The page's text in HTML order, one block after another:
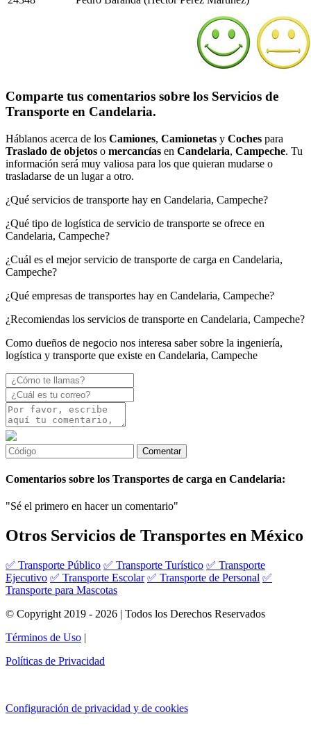
Comparte tus comentarios sobre los Servicios de
Transporte en Candelaria.
Háblanos acerca de los Camiones, Camionetas y Coches para
Traslado de objetos o mercancías en Candelaria, Campeche. Tu
información será muy valiosa para los que quieran mudarse o
trasladarse de un lugar a otro.
¿Qué servicios de transporte hay en Candelaria, Campeche?
¿Qué tipo de logística de servicio de transporte se ofrece en
Candelaria, Campeche?
¿Cuál es el mejor servicio de transporte de carga en Candelaria,
Campeche?
¿Qué empresas de transportes hay en Candelaria, Campeche?
¿Recomiendas los servicios de transporte en Candelaria, Campeche?
Como dueños de negocio nos interesa saber sobre la ingeniería,
logística y transporte que existe en Candelaria, Campeche
Comentarios sobre los Transportes de carga en Candelaria:
"Sé el primero en hacer un comentario"
Otros Servicios de Transportes en México
✅ Transporte Público ✅ Transporte Turístico ✅ Transporte
Ejecutivo ✅ Transporte Escolar ✅ Transporte de Personal ✅
Transporte para Mascotas
© Copyright 2019 - 2026 | Todos los Derechos Reservados
Términos de Uso |
Políticas de Privacidad
Configuración de privacidad y de cookies